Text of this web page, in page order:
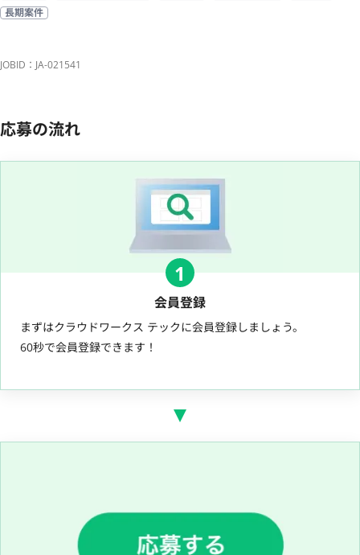
長期案件
JOBID：JA-021541
応募の流れ
1
会員登録
まずはクラウドワークス テックに会員登録しましょう。
60秒で会員登録できます！